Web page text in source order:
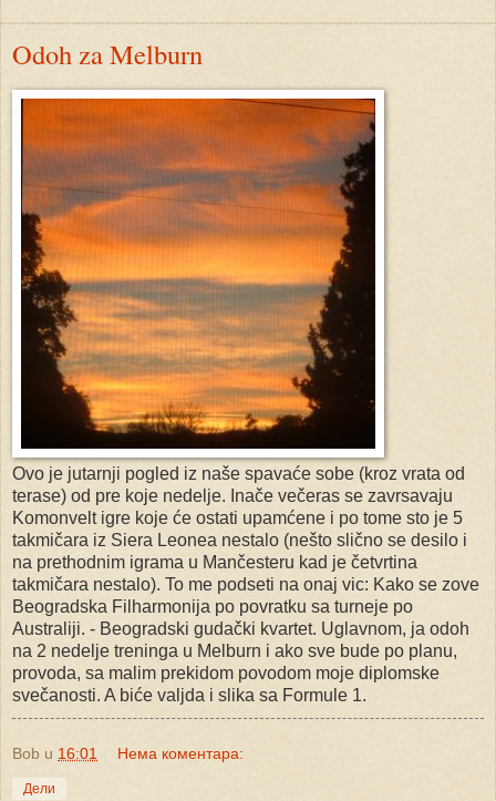
Odoh za Melburn
Ovo je jutarnji pogled iz naše spavaće sobe (kroz vrata od
terase) od pre koje nedelje. Inače večeras se zavrsavaju
Komonvelt igre koje će ostati upamćene i po tome sto je 5
takmičara iz Siera Leonea nestalo (nešto slično se desilo i
na prethodnim igrama u Mančesteru kad je četvrtina
takmičara nestalo). To me podseti na onaj vic: Kako se zove
Beogradska Filharmonija po povratku sa turneje po
Australiji. - Beogradski gudački kvartet. Uglavnom, ja odoh
na 2 nedelje treninga u Melburn i ako sve bude po planu,
provoda, sa malim prekidom povodom moje diplomske
svečanosti. A biće valjda i slika sa Formule 1.
Bob u 16:01 Нема коментара:
Дели